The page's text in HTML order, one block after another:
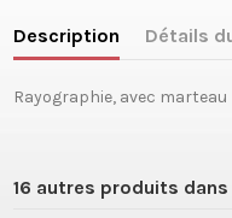
Description Détails
Rayographie, avec marteau
16 autres produits